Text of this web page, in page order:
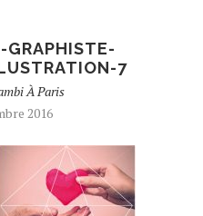
GRAPHISTE-
7
À Paris
2016